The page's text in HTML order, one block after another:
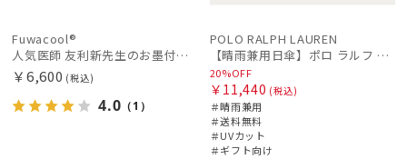
Fuwacool®
人気医師 友利新先生のお墨付き！【遮光100％帽子】フワクール® (Fuwacool®) 日差しを完全遮断ガードキャップ 遮光100 UV100
￥6,600 (税込)
4.0 （1）
POLO RALPH LAUREN
【晴雨兼用日傘】ポロ ラルフ ローレン (POLO RALPH LAUREN) 無地刺繍 簡単開閉 遮光 遮熱 UV 日本製
20%OFF
￥11,440 (税込)
＃晴雨兼用
＃送料無料
＃UVカット
＃ギフト向け